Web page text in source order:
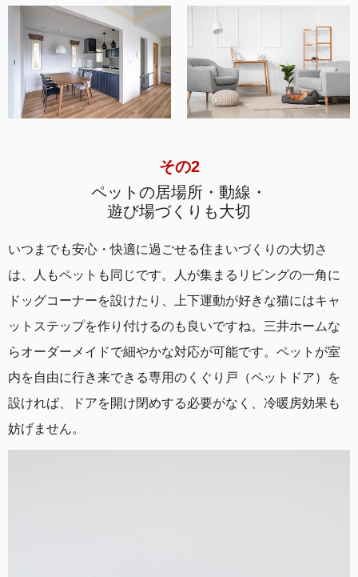
その2
ペットの居場所・動線・
遊び場づくりも大切
いつまでも安心・快適に過ごせる住まいづくりの大切さ
は、人もペットも同じです。人が集まるリビングの一角に
ドッグコーナーを設けたり、上下運動が好きな猫にはキャ
ットステップを作り付けるのも良いですね。三井ホームな
らオーダーメイドで細やかな対応が可能です。ペットが室
内を自由に行き来できる専用のくぐり戸（ペットドア）を
設ければ、ドアを開け閉めする必要がなく、冷暖房効果も
妨げません。